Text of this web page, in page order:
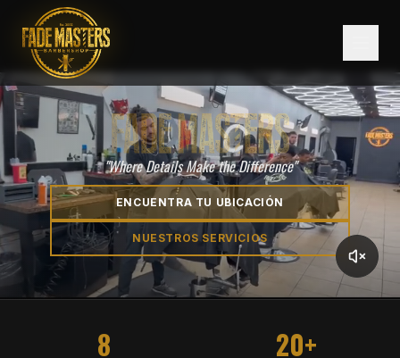
"Where Details Make the Difference"
ENCUENTRA TU UBICACIÓN
NUESTROS SERVICIOS
8 20+